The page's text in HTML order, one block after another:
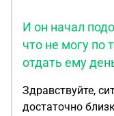
И он начал
что не могу по
отдать ему
Здравствуйте,
достаточно